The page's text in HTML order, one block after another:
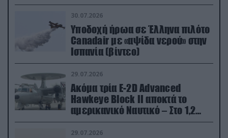
30.07.2026
Υποδοχή ήρωα σε Έλληνα πιλότο
Canadair με «αψίδα νερού» στην
Ισπανία (βίντεο)
29.07.2026
Ακόμα τρία E-2D Advanced
Hawkeye Block II αποκτά το
αμερικανικό Ναυτικό – Στο 1,2
δισ.δολάρια το κόστος
29.07.2026